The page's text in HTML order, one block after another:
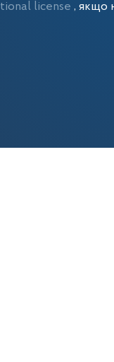
license , якщо